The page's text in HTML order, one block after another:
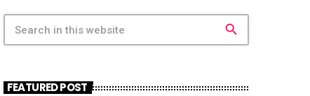
search
FEATURED POST